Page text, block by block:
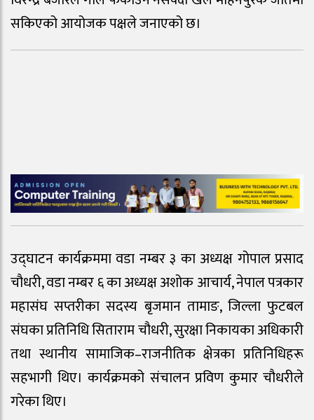
सकिएको आयोजक पक्षले जनाएको छ।
उद्घाटन कार्यक्रममा वडा नम्बर ३ का अध्यक्ष गोपाल प्रसाद
चौधरी, वडा नम्बर ६ का अध्यक्ष अशोक आचार्य, नेपाल पत्रकार
महासंघ सप्तरीका सदस्य बृजमान तामाङ, जिल्ला फुटबल
संघका प्रतिनिधि सिताराम चौधरी, सुरक्षा निकायका अधिकारी
तथा स्थानीय सामाजिक–राजनीतिक क्षेत्रका प्रतिनिधिहरू
सहभागी थिए। कार्यक्रमको संचालन प्रविण कुमार चौधरीले
गरेका थिए।